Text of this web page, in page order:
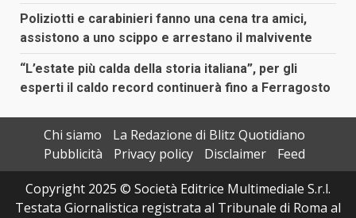
Poliziotti e carabinieri fanno una cena tra amici,
assistono a uno scippo e arrestano il malvivente
“L’estate più calda della storia italiana”, per gli
esperti il caldo record continuerà fino a Ferragosto
Chi siamo
La Redazione di Blitz Quotidiano
Pubblicità
Privacy policy Disclaimer
Feed
Copyright 2025 © Società Editrice Multimediale S.r.l.
Testata Giornalistica registrata al Tribunale di Roma al